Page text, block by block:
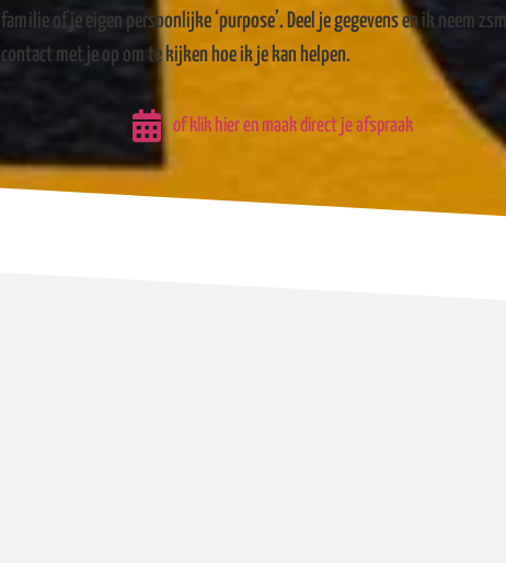
familie of je eigen persoonlijke ‘purpose’. Deel je gegevens en ik neem zsm
contact met je op om te kijken hoe ik je kan helpen.
of klik hier en maak direct je afspraak